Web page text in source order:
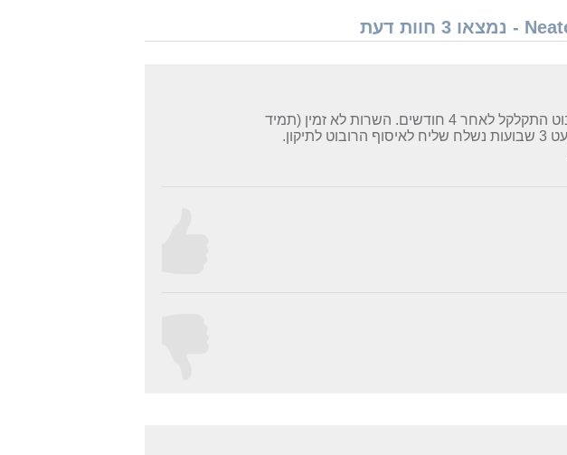
יש ברשותי את הרובוט מדגם סיגנצ'ור פרו. הרובוט התקלקל לאחר 4 חודשים. השרות לא זמין (תמיד
עונה שירות הודעות ולא נציג החברה), לאחר כמעט 3 שבועות נשלח שליח לאיסוף הרובוט לתיקון.